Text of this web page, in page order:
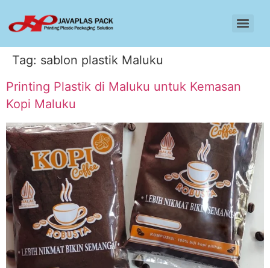
Tag: sablon plastik Maluku
Printing Plastik di Maluku untuk Kemasan
Kopi Maluku